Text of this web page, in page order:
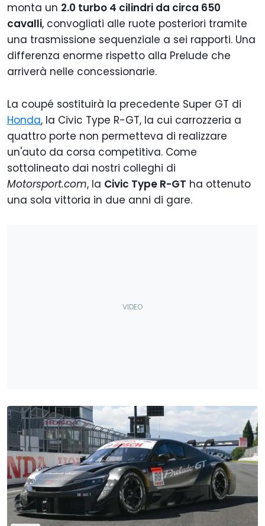
monta un 2.0 turbo 4 cilindri da circa 650
cavalli, convogliati alle ruote posteriori tramite
una trasmissione sequenziale a sei rapporti. Una
differenza enorme rispetto alla Prelude che
arriverà nelle concessionarie.
La coupé sostituirà la precedente Super GT di
Honda, la Civic Type R-GT, la cui carrozzeria a
quattro porte non permetteva di realizzare
un'auto da corsa competitiva. Come
sottolineato dai nostri colleghi di
Motorsport.com, la Civic Type R-GT ha ottenuto
una sola vittoria in due anni di gare.